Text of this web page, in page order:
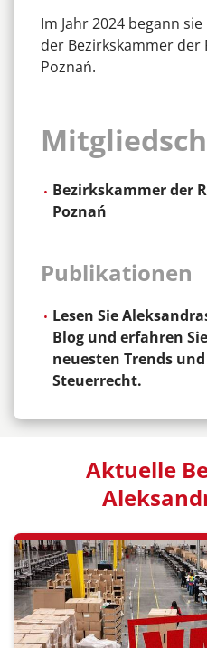
Im Jahr 2024 begann
der Bezirkskammer der
Poznań.
Bezirkskammer der
Poznań
Publikationen
Lesen Sie
Blog und erfahren
neuesten Trends
Steuerrecht.
Aktuelle